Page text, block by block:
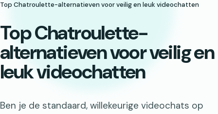
Top Chatroulette-alternatieven voor veilig en leuk videochatten
Top Chatroulette-
alternatieven voor veilig en
leuk videochatten
Ben je de standaard, willekeurige videochats op